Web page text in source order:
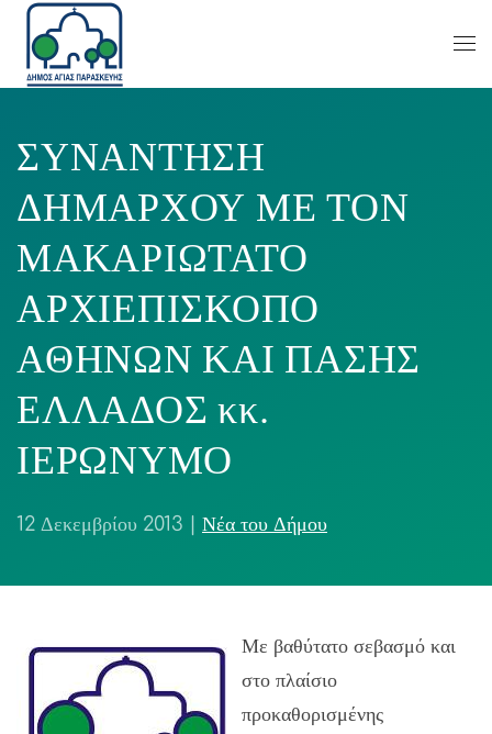
ΣΥΝΑΝΤΗΣΗ
ΔΗΜΑΡΧΟΥ ΜΕ ΤΟΝ
ΜΑΚΑΡΙΩΤΑΤΟ
ΑΡΧΙΕΠΙΣΚΟΠΟ
ΑΘΗΝΩΝ ΚΑΙ ΠΑΣΗΣ
ΕΛΛΑΔΟΣ κκ.
ΙΕΡΩΝΥΜΟ
12 Δεκεμβρίου 2013 Νέα του Δήμου
Με βαθύτατο σεβασμό και
στο πλαίσιο
προκαθορισμένης